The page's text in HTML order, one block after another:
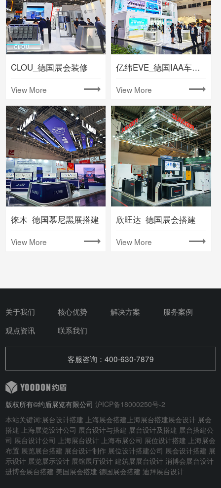
CLOU_德国展会装修
View More
亿纬EVE_德国IAA车展搭建
View More
徕木_德国慕尼黑展搭建
View More
欣旺达_德国展会搭建
View More
关于我们 核心优势 解决方案
服务案例
观点资讯
联系我们
客服咨询：400-630-7879
版权所有©约盾展览有限公司 沪ICP备18000250号-2
本站关键词:展台设计搭建 上海展会搭建 上海展台搭建展会设计 展会
搭建 上海展览设计公司 展台设计与搭建 展台设计及搭建 展台搭建公
司 展台设计公司 上海展台设计 上海布展公司 展位设计搭建 上海展会
布置 展览展台搭建 展台设计制作 展位设计搭建公司 展会设计搭建 展
示设计 展览展示设计 展馆展厅设计 建筑展展台设计 消博会展台设计
进博会展台搭建 美国展会搭建 德国展会搭建 迪拜展台设计